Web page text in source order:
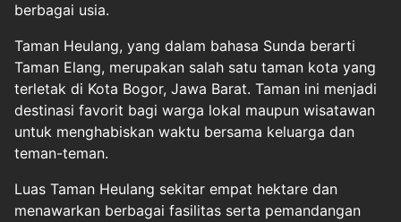
berbagai usia.
Taman Heulang, yang dalam bahasa Sunda berarti
Taman Elang, merupakan salah satu taman kota yang
terletak di Kota Bogor, Jawa Barat. Taman ini menjadi
destinasi favorit bagi warga lokal maupun wisatawan
untuk menghabiskan waktu bersama keluarga dan
teman-teman.
Luas Taman Heulang sekitar empat hektare dan
menawarkan berbagai fasilitas serta pemandangan